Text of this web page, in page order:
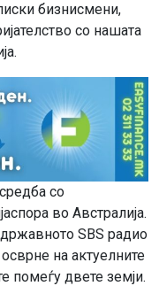
бизнисмени,
со нашата
со
во Австралија.
SBS радио
на актуелните
помеѓу двете земји.